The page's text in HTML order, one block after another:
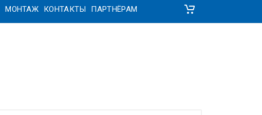
МОНТАЖ КОНТАКТЫ ПАРТНЁРАМ